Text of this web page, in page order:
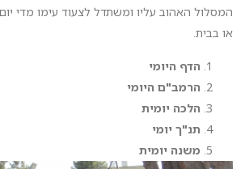
המסלול האהוב עליו ומשתדל לצעוד עימו מדי
או בבית.
הדף היומי
הרמב"ם היומי
הלכה יומית
תנ"ך יומי
משנה יומית